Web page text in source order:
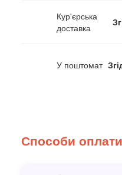
Кур'єрська
доставка
У поштомат
Способи оплати